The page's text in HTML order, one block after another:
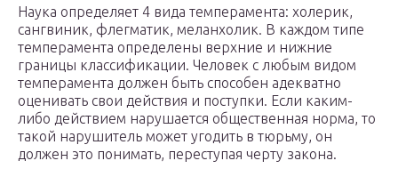
Наука определяет 4 вида темперамента: холерик,
сангвиник, флегматик, меланхолик. В каждом типе
темперамента определены верхние и нижние
границы классификации. Человек с любым видом
темперамента должен быть способен адекватно
оценивать свои действия и поступки. Если каким-
либо действием нарушается общественная норма, то
такой нарушитель может угодить в тюрьму, он
должен это понимать, переступая черту закона.